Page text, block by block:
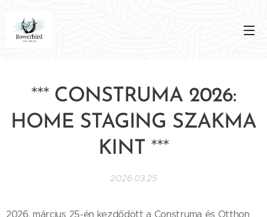
*** CONSTRUMA 2026:
HOME STAGING SZAKMA
KINT ***
2026.03.25
2026. március 25-én kezdődött a Construma és Otthon